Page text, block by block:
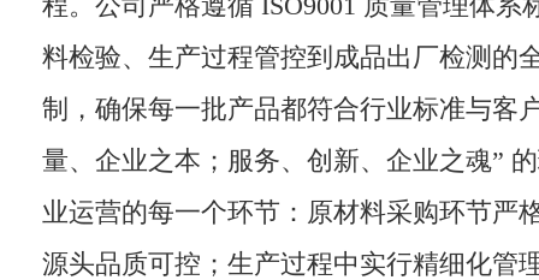
程。公司严格遵循 ISO9001 质量管理体系
料检验、生产过程管控到成品出厂检测的
制，确保每一批产品都符合行业标准与客
量、企业之本；服务、创新、企业之魂”
业运营的每一个环节：原材料采购环节严
源头品质可控；生产过程中实行精细化管